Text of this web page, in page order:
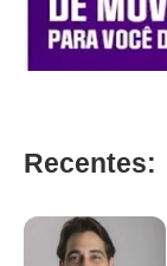
Recentes: